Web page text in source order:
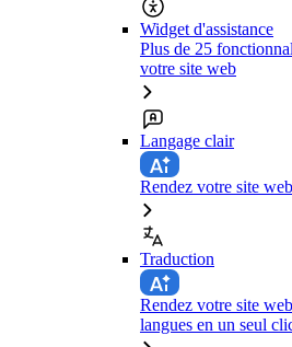
Widget d'assistance
Plus de 25
votre site web
Langage clair
Rendez votre site
Traduction
Rendez votre site
langues en un seul